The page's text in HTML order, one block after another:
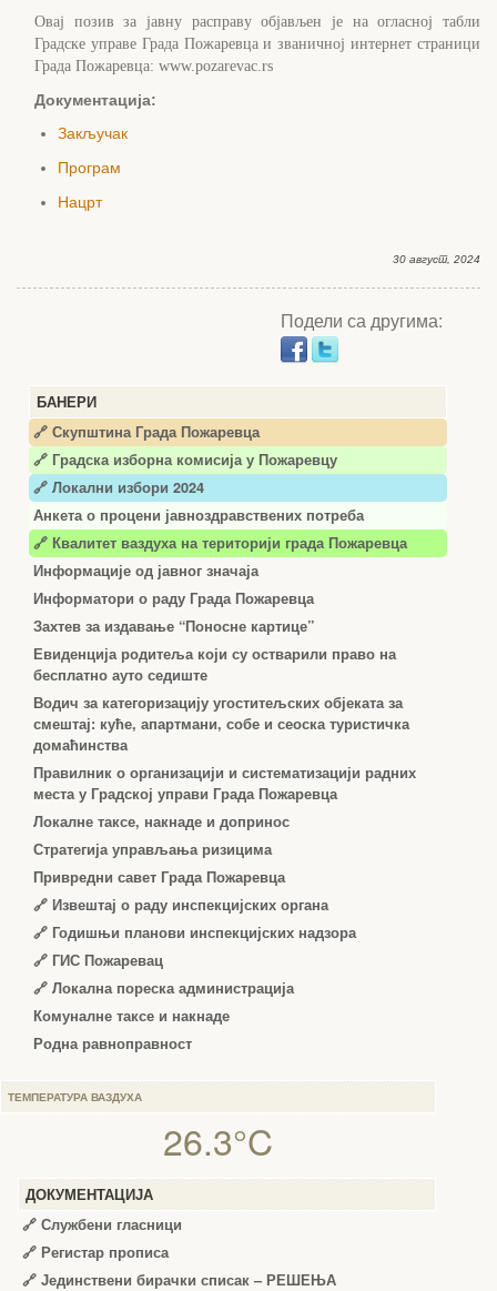
БАНЕРИ
🔗 Скупштина Града Пожаревца
🔗 Градска изборна комисија у Пожаревцу
🔗 Локални избори 2024
Анкета о процени јавноздравствених потреба
🔗 Квалитет ваздуха на територији града Пожаревца
Информације од јавног значаја
Информатори о раду Града Пожаревца
Захтев за издавање “Поносне картице”
Евиденција родитеља који су остварили право на
бесплатно ауто седиште
Водич за категоризацију угоститељских објеката за
смештај: куће, апартмани, собе и сеоска туристичка
домаћинства
Правилник о организацији и систематизацији радних
места у Градској управи Града Пожаревца
Локалне таксе, накнаде и допринос
Стратегија управљања ризицима
Привредни савет Града Пожаревца
🔗 Извештај о раду инспекцијских органа
🔗 Годишњи планови инспекцијских надзора
🔗 ГИС Пожаревац
🔗 Локална пореска администрација
Комуналне таксе и накнаде
Родна равноправност
Овај позив за јавну расправу објављен је на огласној табли
Градске управе Града Пожаревца и званичној интернет страници
Града Пожаревца: www.pozarevac.rs
Документација:
Закључак
Програм
Нацрт
30 август, 2024
Подели са другима:
ТЕМПЕРАТУРА ВАЗДУХА
26.3°C
ДОКУМЕНТАЦИЈА
🔗 Службени гласници
🔗 Регистар прописа
🔗 Јединствени бирачки списак – РЕШЕЊА